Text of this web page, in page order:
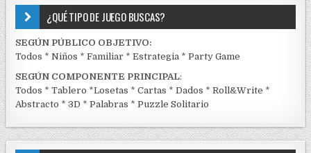
¿QUÉ TIPO DE JUEGO BUSCAS?
SEGÚN PÚBLICO OBJETIVO:
Todos *Niños *Familiar *Estrategia *Party Game
SEGÚN COMPONENTE PRINCIPAL:
Todos *Tablero *Losetas *Cartas *Dados *Roll&Write *
Abstracto *3D *Palabras *Puzzle Solitario